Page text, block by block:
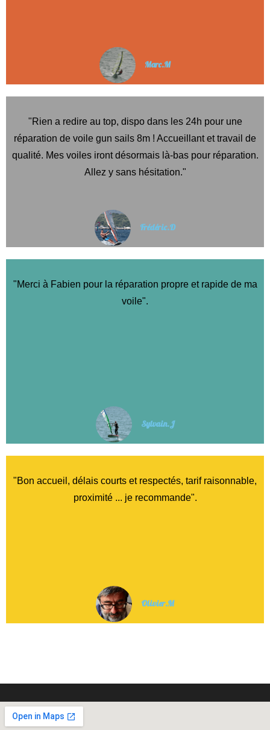
Marc.M
"Rien a redire au top, dispo dans les 24h pour une
réparation de voile gun sails 8m ! Accueillant et travail de
qualité. Mes voiles iront désormais là-bas pour réparation.
Allez y sans hésitation."
Frédéric.D
"Merci à Fabien pour la réparation propre et rapide de ma
voile".
Sylvain.J
"Bon accueil, délais courts et respectés, tarif raisonnable,
proximité ... je recommande".
Olivier.M